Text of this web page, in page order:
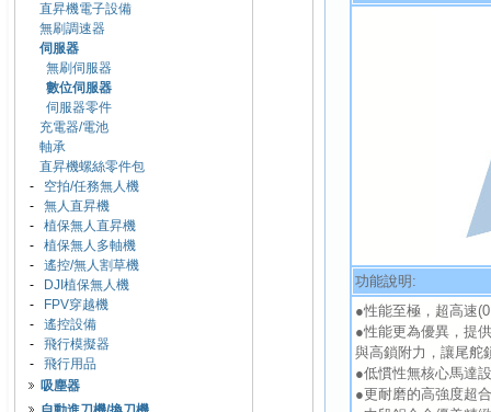
直昇機電子設備
無刷調速器
伺服器
無刷伺服器
數位伺服器
伺服器零件
充電器/電池
軸承
直昇機螺絲零件包
- 空拍/任務無人機
- 無人直昇機
- 植保無人直昇機
- 植保無人多軸機
- 遙控/無人割草機
-
DJI植保無人機
-
FPV穿越機
- 遙控設備
- 飛行模擬器
- 飛行用品
吸塵器
功能說明:
●性能至極，超高速
●性能更為優異，提
與高鎖附力，讓尾舵
●低慣性無核心馬達
●更耐磨的高強度超